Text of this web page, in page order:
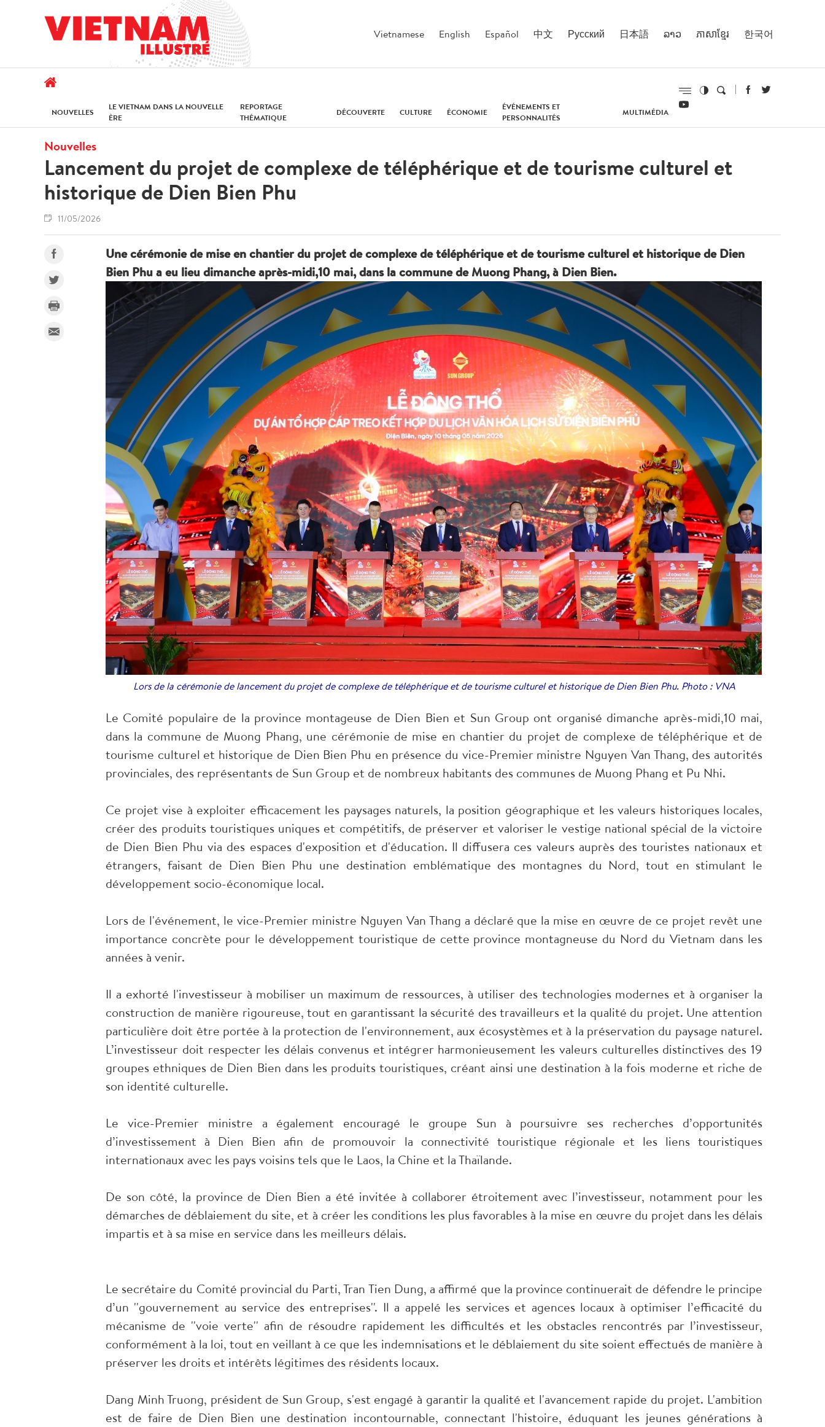
Vietnamese English Español 中文 Русский 日本語 ລາວ ភាសាខ្មែរ 한국어
NOUVELLES
LE VIETNAM DANS LA NOUVELLE
ÈRE
REPORTAGE
THÉMATIQUE
DÉCOUVERTE CULTURE ÉCONOMIE
ÉVÉNEMENTS ET
PERSONNALITÉS
MULTIMÉDIA
Nouvelles
Lancement du projet de complexe de téléphérique et de tourisme culturel et
historique de Dien Bien Phu
11/05/2026
Une cérémonie de mise en chantier du projet de complexe de téléphérique et de tourisme culturel et historique de Dien
Bien Phu a eu lieu dimanche après-midi,10 mai, dans la commune de Muong Phang, à Dien Bien.
Lors de la cérémonie de lancement du projet de complexe de téléphérique et de tourisme culturel et historique de Dien Bien Phu. Photo : VNA
Le Comité populaire de la province montageuse de Dien Bien et Sun Group ont organisé dimanche après-midi,10 mai,
dans la commune de Muong Phang, une cérémonie de mise en chantier du projet de complexe de téléphérique et de
tourisme culturel et historique de Dien Bien Phu en présence du vice-Premier ministre Nguyen Van Thang, des autorités
provinciales, des représentants de Sun Group et de nombreux habitants des communes de Muong Phang et Pu Nhi.
Ce projet vise à exploiter efficacement les paysages naturels, la position géographique et les valeurs historiques locales,
créer des produits touristiques uniques et compétitifs, de préserver et valoriser le vestige national spécial de la victoire
de Dien Bien Phu via des espaces d'exposition et d'éducation. Il diffusera ces valeurs auprès des touristes nationaux et
étrangers, faisant de Dien Bien Phu une destination emblématique des montagnes du Nord, tout en stimulant le
développement socio-économique local.
Lors de l'événement, le vice-Premier ministre Nguyen Van Thang a déclaré que la mise en œuvre de ce projet revêt une
importance concrète pour le développement touristique de cette province montagneuse du Nord du Vietnam dans les
années à venir.
Il a exhorté l'investisseur à mobiliser un maximum de ressources, à utiliser des technologies modernes et à organiser la
construction de manière rigoureuse, tout en garantissant la sécurité des travailleurs et la qualité du projet. Une attention
particulière doit être portée à la protection de l'environnement, aux écosystèmes et à la préservation du paysage naturel.
L’investisseur doit respecter les délais convenus et intégrer harmonieusement les valeurs culturelles distinctives des 19
groupes ethniques de Dien Bien dans les produits touristiques, créant ainsi une destination à la fois moderne et riche de
son identité culturelle.
Le vice-Premier ministre a également encouragé le groupe Sun à poursuivre ses recherches d’opportunités
d’investissement à Dien Bien afin de promouvoir la connectivité touristique régionale et les liens touristiques
internationaux avec les pays voisins tels que le Laos, la Chine et la Thaïlande.
De son côté, la province de Dien Bien a été invitée à collaborer étroitement avec l’investisseur, notamment pour les
démarches de déblaiement du site, et à créer les conditions les plus favorables à la mise en œuvre du projet dans les délais
impartis et à sa mise en service dans les meilleurs délais.
Le secrétaire du Comité provincial du Parti, Tran Tien Dung, a affirmé que la province continuerait de défendre le principe
d’un ''gouvernement au service des entreprises''. Il a appelé les services et agences locaux à optimiser l’efficacité du
mécanisme de ''voie verte'' afin de résoudre rapidement les difficultés et les obstacles rencontrés par l’investisseur,
conformément à la loi, tout en veillant à ce que les indemnisations et le déblaiement du site soient effectués de manière à
préserver les droits et intérêts légitimes des résidents locaux.
Dang Minh Truong, président de Sun Group, s'est engagé à garantir la qualité et l'avancement rapide du projet. L'ambition
est de faire de Dien Bien une destination incontournable, connectant l'histoire, éduquant les jeunes générations à